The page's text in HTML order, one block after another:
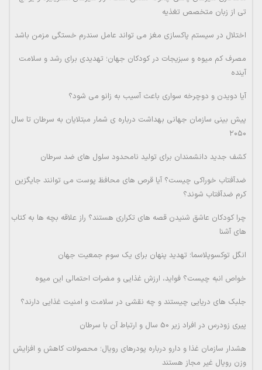
تی از زبان متخصص تغذیه
اختلال در سیستم پاکسازی مغز می تواند عامل سندرم خستگی مزمن باشد
مصرف کم میوه و سبزیجات در کودکان جهان؛ تهدیدی برای رشد و سلامت
آینده
آیا دویدن و دوچرخه سواری باعث آسیب به زانو می شود؟
پیش بینی سازمان جهانی بهداشت درباره ی شمار مبتلایان به سرطان تا سال
۲۰۵۰
کشف جدید دانشمندان برای تولید نامحدود سلول های ضد سرطان
ضدآفتاب خوراکی چیست؟ آیا قرص های محافظ پوست می توانند جایگزین
کرم ضدآفتاب شوند؟
چرا کودکان عاشق شنیدن قصه های تکراری هستند؟ راز علاقه بچه ها به کتاب
های آشنا
انگل توکسوپلاسما؛ تهدید پنهان برای یک سوم جمعیت جهان
خواص انبه چیست؟ فواید، ارزش غذایی و مضرات احتمالی این میوه
جلبک های دریایی چیستند و چه نقشی در سلامت و امنیت غذایی دارند؟
پیری زودرس در افراد زیر 50 سال و ارتباط آن با سرطان
هشدار سازمان غذا و دارو درباره پودرهای رویال؛ محصولات کاهش و افزایش
وزن رویال غیر مجاز هستند